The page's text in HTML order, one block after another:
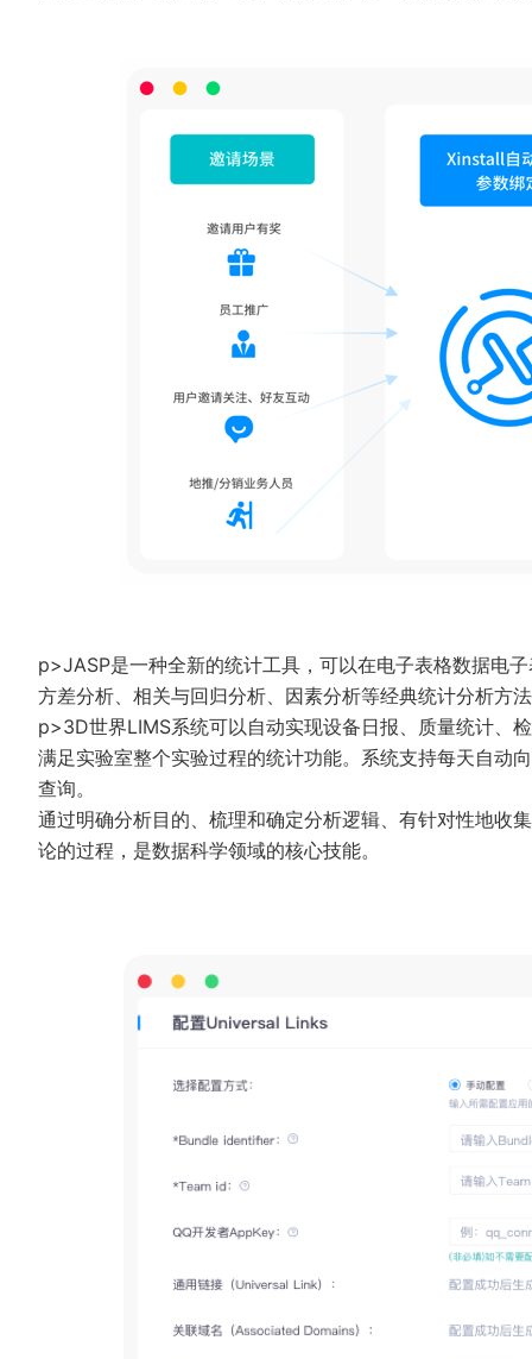
p>JASP是一种全新的统计工具，可以在电子表格数据电
方差分析、相关与回归分析、因素分析等经典统计分析方
p>3D世界LIMS系统可以自动实现设备日报、质量统计、
满足实验室整个实验过程的统计功能。系统支持每天自动
查询。
通过明确分析目的、梳理和确定分析逻辑、有针对性地收
论的过程，是数据科学领域的核心技能。